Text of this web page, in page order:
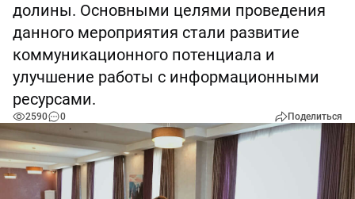
долины. Основными целями проведения
данного мероприятия стали развитие
коммуникационного потенциала и
улучшение работы с информационными
ресурсами.
2590 0 Поделиться